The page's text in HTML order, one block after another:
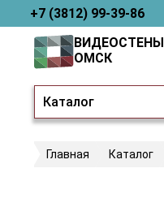
+7 (3812) 99-39-86
Каталог
ВИДЕОСТЕНЫ
ОМСК
Главная Каталог